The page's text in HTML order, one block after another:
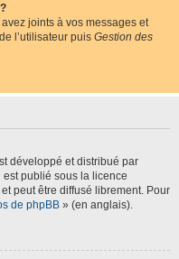
joints à vos messages et
l’utilisateur puis Gestion des
développé et distribué par
est publié sous la licence
peut être diffusé librement. Pour
de phpBB » (en anglais).